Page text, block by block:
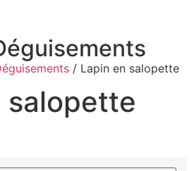
/ Lapin en salopette
salopette